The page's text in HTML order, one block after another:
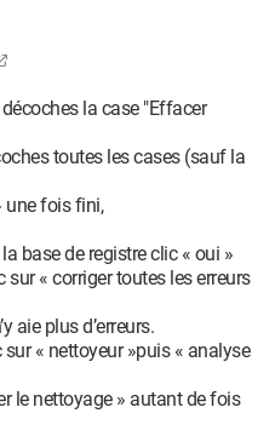
la case "Effacer
toutes les cases (sauf la
une fois fini,
base de registre clic « oui »
« corriger toutes les erreurs
aie plus d’erreurs.
« nettoyeur »puis « analyse
le nettoyage » autant de fois